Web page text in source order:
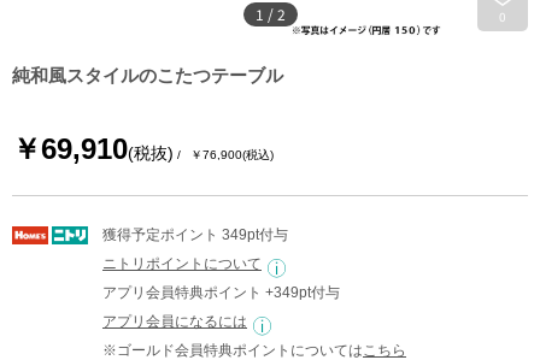
0
1 /2
純和風スタイルのこたつテーブル
￥69,910(税抜) ￥76,900(税込)
獲得予定ポイント 349pt付与
ニトリポイントについて
アプリ会員特典ポイント +349pt付与
アプリ会員になるには
※ゴールド会員特典ポイントについては こちら